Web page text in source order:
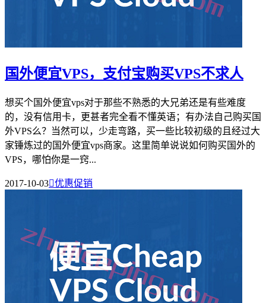
国外便宜VPS，支付宝购买VPS不求人
想买个国外便宜vps对于那些不熟悉的大兄弟还是有些难度
的，没有信用卡，更甚者完全看不懂英语；有办法自己购买国
外VPS么？当然可以，少走弯路，买一些比较初级的且经过大
家锤炼过的国外便宜vps商家。这里简单说说如何购买国外的
VPS，哪怕你是一窍...
2017-10-03优惠促销